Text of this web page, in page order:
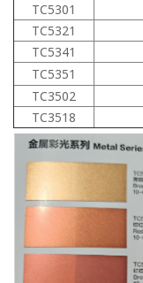
TC5301
TC5321
TC5341
TC5351
TC3502
TC3518